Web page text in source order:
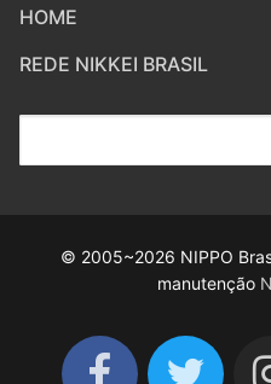
HOME
REDE NIKKEI BRASIL
© 2005~2026 NIPPO
manutenção